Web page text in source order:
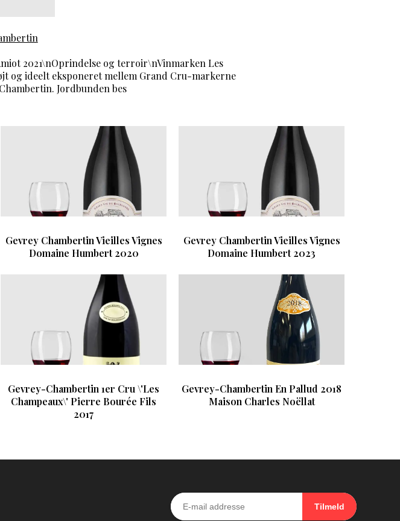
2021\nOprindelse og terroir\nVinmarken Les
og ideelt eksponeret mellem Grand Cru-markerne
Jordbunden bes
Gevrey Chambertin Vieilles Vignes
Domaine Humbert 2020
Gevrey Chambertin Vieilles Vignes
Domaine Humbert 2023
Gevrey-Chambertin 1er Cru \'Les
Champeaux\' Pierre Bourée Fils
2017
Gevrey-Chambertin En Pallud 2018
Maison Charles Noëllat
Tilmeld